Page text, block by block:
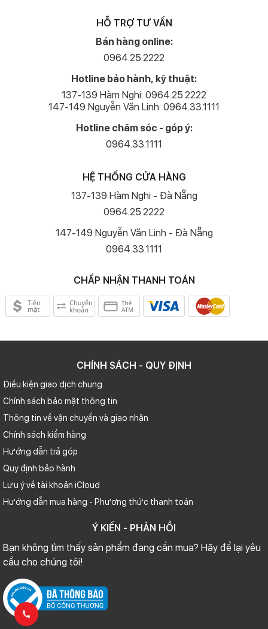
HỖ TRỢ TƯ VẤN
Bán hàng online:
0964.25.2222
Hotline bảo hành, kỹ thuật:
137-139 Hàm Nghi: 0964.25.2222
147-149 Nguyễn Văn Linh: 0964.33.1111
Hotline chăm sóc - góp ý:
0964.33.1111
HỆ THỐNG CỬA HÀNG
137-139 Hàm Nghi - Đà Nẵng
0964.25.2222
147-149 Nguyễn Văn Linh - Đà Nẵng
0964.33.1111
CHẤP NHẬN THANH TOÁN
CHÍNH SÁCH - QUY ĐỊNH
Điều kiện giao dịch chung
Chính sách bảo mật thông tin
Thông tin về vận chuyển và giao nhận
Chính sách kiểm hàng
Hướng dẫn trả góp
Quy định bảo hành
Lưu ý về tài khoản iCloud
Hướng dẫn mua hàng - Phương thức thanh toán
Ý KIẾN - PHẢN HỒI
Bạn không tìm thấy sản phẩm đang cần mua? Hãy để lại yêu
cầu cho chúng tôi!